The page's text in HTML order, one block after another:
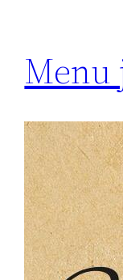
Menu